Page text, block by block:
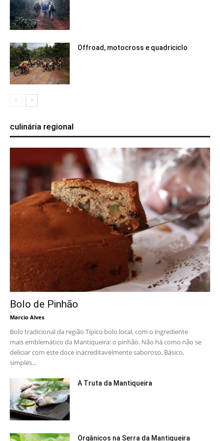
Offroad, motocross e quadriciclo
culinária regional
Bolo de Pinhão
Marcio Alves
Bolo tradicional da região Típico bolo local, com o ingrediente
mais emblemático da Mantiqueira: o pinhão. Não há como não se
deliciar com este doce inacreditavelmente saboroso. Básico,
simples...
A Truta da Mantiqueira
Orgânicos na Serra da Mantiqueira